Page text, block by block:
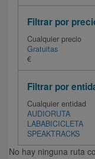
Filtrar por
Cualquier precio
Gratuitas
€
Filtrar por
Cualquier entidad
AUDIORUTA
LABABICICLETA
SPEAKTRACKS
No hay ninguna ruta